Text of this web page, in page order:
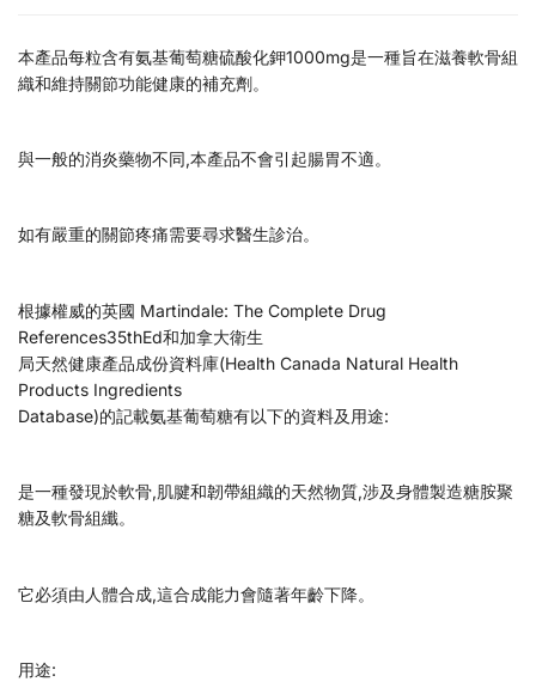
本產品每粒含有氨基葡萄糖硫酸化鉀1000mg是一種旨在滋養軟骨組
織和維持關節功能健康的補充劑。
與一般的消炎藥物不同,本產品不會引起腸胃不適。
如有嚴重的關節疼痛需要尋求醫生診治。
根據權威的英國 Martindale: The Complete Drug
References35thEd和加拿大衛生
局天然健康產品成份資料庫(Health Canada Natural Health
Products Ingredients
Database)的記載氨基葡萄糖有以下的資料及用途:
是一種發現於軟骨,肌腱和韌帶組織的天然物質,涉及身體製造糖胺聚
糖及軟骨組纖。
它必須由人體合成,這合成能力會隨著年齡下降。
用途: